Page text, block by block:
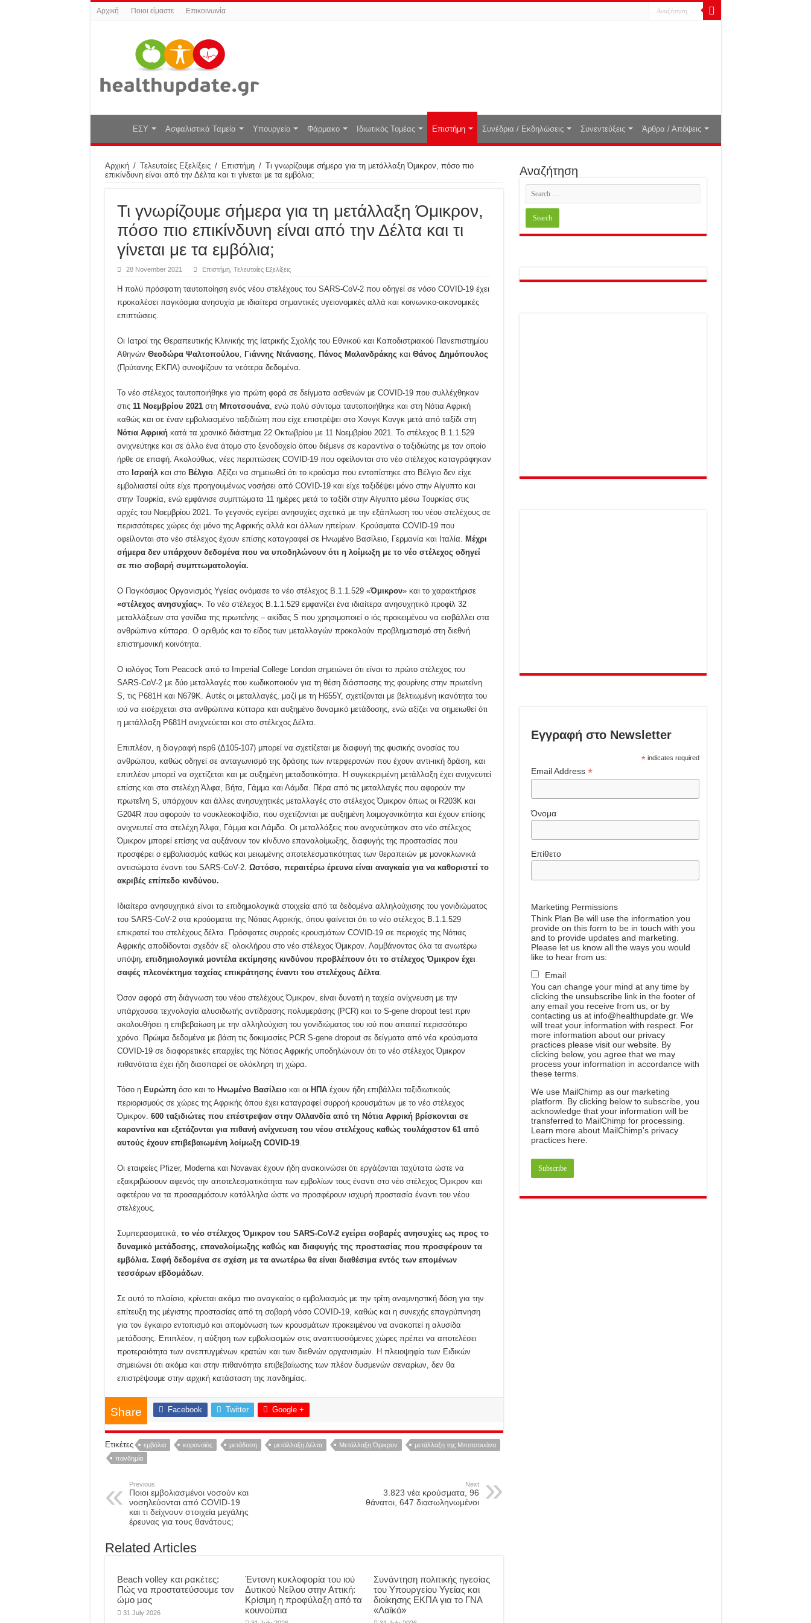
Αρχική Ποιοι είμαστε Επικοινωνία
ΕΣΥ Ασφαλιστικά Ταμεία Υπουργείο Φάρμακο Ιδιωτικός Τομέας Επιστήμη Συνέδρια / Εκδηλώσεις Συνεντεύξεις Άρθρα / Απόψεις
Αρχική / Τελευταίες Εξελίξεις / Επιστήμη / Τι γνωρίζουμε σήμερα για τη μετάλλαξη Όμικρον, πόσο πιο
επικίνδυνη είναι από την Δέλτα και τι γίνεται με τα εμβόλια;
Τι γνωρίζουμε σήμερα για τη μετάλλαξη Όμικρον,
πόσο πιο επικίνδυνη είναι από την Δέλτα και τι
γίνεται με τα εμβόλια;
28 November 2021 Επιστήμη, Τελευταίες Εξελίξεις
Η πολύ πρόσφατη ταυτοποίηση ενός νέου στελέχους του SARS-CoV-2 που οδηγεί σε νόσο COVID-19 έχει
προκαλέσει παγκόσμια ανησυχία με ιδιαίτερα σημαντικές υγειονομικές αλλά και κοινωνικο-οικονομικές
επιπτώσεις.
Οι Ιατροί της Θεραπευτικής Κλινικής της Ιατρικής Σχολής του Εθνικού και Καποδιστριακού Πανεπιστημίου
Αθηνών Θεοδώρα Ψαλτοπούλου Γιάννης Ντάνασης Πάνος Μαλανδράκης και Θάνος Δημόπουλος
(Πρύτανης ΕΚΠΑ) συνοψίζουν τα νεότερα δεδομένα.
Το νέο στέλεχος ταυτοποιήθηκε για πρώτη φορά σε δείγματα ασθενών με COVID-19 που συλλέχθηκαν
στις 11 Νοεμβρίου 2021στη Μποτσουάνα, ενώ πολύ σύντομα ταυτοποιήθηκε και στη Νότια Αφρική
καθώς και σε έναν εμβολιασμένο ταξιδιώτη που είχε επιστρέψει στο Χονγκ Κονγκ μετά από ταξίδι στη
Νότια Αφρικήκατά τα χρονικό διάστημα 22 Οκτωβρίου με 11 Νοεμβρίου 2021. Το στέλεχος Β.1.1.529
ανιχνεύτηκε και σε άλλο ένα άτομο στο ξενοδοχείο όπου διέμενε σε καραντίνα ο ταξιδιώτης με τον οποίο
ήρθε σε επαφή. Ακολούθως, νέες περιπτώσεις COVID-19 που οφείλονται στο νέο στέλεχος καταγράφηκαν
στο Ισραήλκαι στο Βέλγιο. Αξίζει να σημειωθεί ότι το κρούσμα που εντοπίστηκε στο Βέλγιο δεν είχε
εμβολιαστεί ούτε είχε προηγουμένως νοσήσει από COVID-19 και είχε ταξιδέψει μόνο στην Αίγυπτο και
στην Τουρκία, ενώ εμφάνισε συμπτώματα 11 ημέρες μετά το ταξίδι στην Αίγυπτο μέσω Τουρκίας στις
αρχές του Νοεμβρίου 2021. Το γεγονός εγείρει ανησυχίες σχετικά με την εξάπλωση του νέου στελέχους σε
περισσότερες χώρες όχι μόνο της Αφρικής αλλά και άλλων ηπείρων. Κρούσματα COVID-19 που
οφείλονται στο νέο στέλεχος έχουν επίσης καταγραφεί σε Ηνωμένο Βασίλειο, Γερμανία και Ιταλία. Μέχρι
σήμερα δεν υπάρχουν δεδομένα που να υποδηλώνουν ότι η λοίμωξη με το νέο στέλεχος οδηγεί
σε πιο σοβαρή συμπτωματολογία.
Ο Παγκόσμιος Οργανισμός Υγείας ονόμασε το νέο στέλεχος Β.1.1.529 «Όμικρον» και το χαρακτήρισε
«στέλεχος ανησυχίας». Το νέο στέλεχος Β.1.1.529 εμφανίζει ένα ιδιαίτερα ανησυχητικό προφίλ 32
μεταλλάξεων στα γονίδια της πρωτεΐνης – ακίδας S που χρησιμοποιεί ο ιός προκειμένου να εισβάλλει στα
ανθρώπινα κύτταρα. Ο αριθμός και το είδος των μεταλλαγών προκαλούν προβληματισμό στη διεθνή
επιστημονική κοινότητα.
Ο ιολόγος Tom Peacock από το Imperial College London σημειώνει ότι είναι το πρώτο στέλεχος του
SARS-CoV-2 με δύο μεταλλαγές που κωδικοποιούν για τη θέση διάσπασης της φουρίνης στην πρωτεΐνη
S, τις P681H και N679K. Αυτές οι μεταλλαγές, μαζί με τη H655Υ, σχετίζονται με βελτιωμένη ικανότητα του
ιού να εισέρχεται στα ανθρώπινα κύτταρα και αυξημένο δυναμικό μετάδοσης, ενώ αξίζει να σημειωθεί ότι
η μετάλλαξη P681H ανιχνεύεται και στο στέλεχος Δέλτα.
Επιπλέον, η διαγραφή nsp6 (Δ105-107) μπορεί να σχετίζεται με διαφυγή της φυσικής ανοσίας του
ανθρώπου, καθώς οδηγεί σε ανταγωνισμό της δράσης των ιντερφερονών που έχουν αντι-ιική δράση, και
επιπλέον μπορεί να σχετίζεται και με αυξημένη μεταδοτικότητα. Η συγκεκριμένη μετάλλαξη έχει ανιχνευτεί
επίσης και στα στελέχη Άλφα, Βήτα, Γάμμα και Λάμδα. Πέρα από τις μεταλλαγές που αφορούν την
πρωτεΐνη S, υπάρχουν και άλλες ανησυχητικές μεταλλαγές στο στέλεχος Όμικρον όπως οι R203K και
G204R που αφορούν το νουκλεοκαψίδιο, που σχετίζονται με αυξημένη λοιμογονικότητα και έχουν επίσης
ανιχνευτεί στα στελέχη Άλφα, Γάμμα και Λάμδα. Οι μεταλλάξεις που ανιχνεύτηκαν στο νέο στέλεχος
Όμικρον μπορεί επίσης να αυξάνουν τον κίνδυνο επαναλοίμωξης, διαφυγής της προστασίας που
προσφέρει ο εμβολιασμός καθώς και μειωμένης αποτελεσματικότητας των θεραπειών με μονοκλωνικά
αντισώματα έναντι του SARS-CoV-2. Ωστόσο, περαιτέρω έρευνα είναι αναγκαία για να καθοριστεί το
ακριβές επίπεδο κινδύνου.
Ιδιαίτερα ανησυχητικά είναι τα επιδημιολογικά στοιχεία από τα δεδομένα αλληλούχισης του γονιδιώματος
του SARS-CoV-2 στα κρούσματα της Νότιας Αφρικής, όπου φαίνεται ότι το νέο στέλεχος Β.1.1.529
επικρατεί του στελέχους δέλτα. Πρόσφατες συρροές κρουσμάτων COVID-19 σε περιοχές της Νότιας
Αφρικής αποδίδονται σχεδόν εξ’ ολοκλήρου στο νέο στέλεχος Όμικρον. Λαμβάνοντας όλα τα ανωτέρω
υπόψη, επιδημιολογικά μοντέλα εκτίμησης κινδύνου προβλέπουν ότι το στέλεχος Όμικρον έχει
σαφές πλεονέκτημα ταχείας επικράτησης έναντι του στελέχους Δέλτα.
Όσον αφορά στη διάγνωση του νέου στελέχους Όμικρον, είναι δυνατή η ταχεία ανίχνευση με την
υπάρχουσα τεχνολογία αλυσιδωτής αντίδρασης πολυμεράσης (PCR) και το S-gene dropout test πριν
ακολουθήσει η επιβεβαίωση με την αλληλούχιση του γονιδιώματος του ιού που απαιτεί περισσότερο
χρόνο. Πρώιμα δεδομένα με βάση τις δοκιμασίες PCR S-gene dropout σε δείγματα από νέα κρούσματα
COVID-19 σε διαφορετικές επαρχίες της Νότιας Αφρικής υποδηλώνουν ότι το νέο στέλεχος Όμικρον
πιθανότατα έχει ήδη διασπαρεί σε ολόκληρη τη χώρα.
Τόσο η Ευρώπηόσο και το Ηνωμένο Βασίλειοκαι οι ΗΠΑέχουν ήδη επιβάλλει ταξιδιωτικούς
περιορισμούς σε χώρες της Αφρικής όπου έχει καταγραφεί συρροή κρουσμάτων με το νέο στέλεχος
Όμικρον. 600 ταξιδιώτες που επέστρεψαν στην Ολλανδία από τη Νότια Αφρική βρίσκονται σε
καραντίνα και εξετάζονται για πιθανή ανίχνευση του νέου στελέχους καθώς τουλάχιστον 61 από
αυτούς έχουν επιβεβαιωμένη λοίμωξη COVID-19.
Οι εταιρείες Pfizer, Moderna και Novavax έχουν ήδη ανακοινώσει ότι εργάζονται ταχύτατα ώστε να
εξακριβώσουν αφενός την αποτελεσματικότητα των εμβολίων τους έναντι στο νέο στέλεχος Όμικρον και
αφετέρου να τα προσαρμόσουν κατάλληλα ώστε να προσφέρουν ισχυρή προστασία έναντι του νέου
στελέχους.
Συμπερασματικά, το νέο στέλεχος Όμικρον του SARS-CoV-2 εγείρει σοβαρές ανησυχίες ως προς το
δυναμικό μετάδοσης, επαναλοίμωξης καθώς και διαφυγής της προστασίας που προσφέρουν τα
εμβόλια. Σαφή δεδομένα σε σχέση με τα ανωτέρω θα είναι διαθέσιμα εντός των επομένων
τεσσάρων εβδομάδων.
Σε αυτό το πλαίσιο, κρίνεται ακόμα πιο αναγκαίος ο εμβολιασμός με την τρίτη αναμνηστική δόση για την
επίτευξη της μέγιστης προστασίας από τη σοβαρή νόσο COVID-19, καθώς και η συνεχής επαγρύπνηση
για τον έγκαιρο εντοπισμό και απομόνωση των κρουσμάτων προκειμένου να ανακοπεί η αλυσίδα
μετάδοσης. Επιπλέον, η αύξηση των εμβολιασμών στις αναπτυσσόμενες χώρες πρέπει να αποτελέσει
προτεραιότητα των ανεπτυγμένων κρατών και των διεθνών οργανισμών. Η πλειοψηφία των Ειδικών
σημειώνει ότι ακόμα και στην πιθανότητα επιβεβαίωσης των πλέον δυσμενών σεναρίων, δεν θα
επιστρέψουμε στην αρχική κατάσταση της πανδημίας.
Share Facebook Twitter Google +
Ετικέτες εμβόλια κορονοϊός μετάδοση μετάλλαξη Δέλτα Μετάλλαξη Όμικρον
μετάλλαξη της Μποτσουάνα
πανδημία
Previous
Ποιοι εμβολιασμένοι νοσούν και
νοσηλεύονται από COVID-19
και τι δείχνουν στοιχεία μεγάλης
έρευνας για τους θανάτους;
Next
3.823 νέα κρούσματα, 96
θάνατοι, 647 διασωληνωμένοι
Related Articles
Beach volley και ρακέτες:
Πώς να προστατεύσουμε τον
ώμο μας
31 July 2026
Έντονη κυκλοφορία του ιού
Δυτικού Νείλου στην Αττική:
Κρίσιμη η προφύλαξη από τα
κουνούπια
Συνάντηση πολιτικής ηγεσίας
του Υπουργείου Υγείας και
διοίκησης ΕΚΠΑ για το ΓΝΑ
«Λαϊκό»
Αναζήτηση
Εγγραφή στο Newsletter
*indicates required
Email Address *
Όνομα
Επίθετο
Marketing Permissions
Think Plan Be will use the information you
provide on this form to be in touch with you
and to provide updates and marketing.
Please let us know all the ways you would
like to hear from us:
Email
You can change your mind at any time by
clicking the unsubscribe link in the footer of
any email you receive from us, or by
contacting us at info@healthupdate.gr. We
will treat your information with respect. For
more information about our privacy
practices please visit our website. By
clicking below, you agree that we may
process your information in accordance with
these terms.
We use MailChimp as our marketing
platform
By clicking below to subscribe, you
acknowledge that your information will be
transferred to MailChimp for processing
Learn more about MailChimp's privacy
practices here.